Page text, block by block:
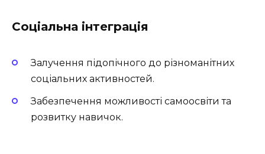
Соціальна інтеграція
Залучення підопічного до різноманітних
соціальних активностей.
Забезпечення можливості самоосвіти та
розвитку навичок.